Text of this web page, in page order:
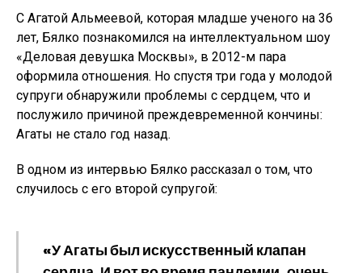
С Агатой Альмеевой, которая младше ученого на 36
лет, Бялко познакомился на интеллектуальном шоу
«Деловая девушка Москвы», в 2012-м пара
оформила отношения. Но спустя три года у молодой
супруги обнаружили проблемы с сердцем, что и
послужило причиной преждевременной кончины:
Агаты не стало год назад.
В одном из интервью Бялко рассказал о том, что
случилось с его второй супругой:
«У Агаты был искусственный клапан